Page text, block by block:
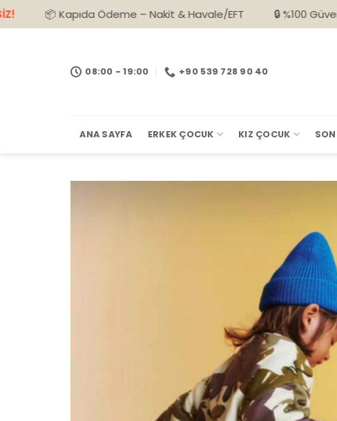
İçeriğe
atla
Ödeme – Nakit & Havale/EFT 🔒 %100 Güvenli Alışveriş
08:00 - 19:00 +90 539 728 90 40
ANA SAYFA ERKEK ÇOCUK KIZ ÇOCUK